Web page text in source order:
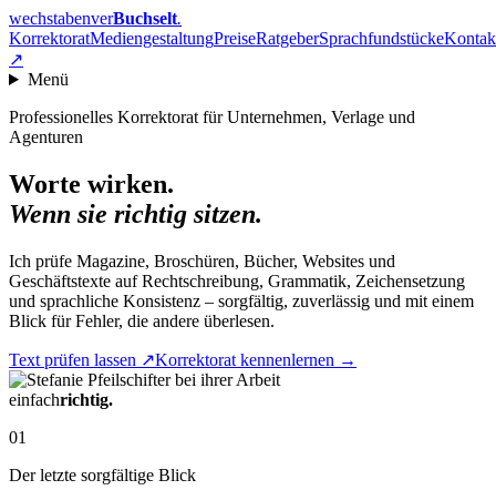
wechstabenverBuchselt.
KorrektoratMediengestaltungPreiseRatgeberSprachfundstücke
↗
Menü
Professionelles Korrektorat für Unternehmen, Verlage und
Agenturen
Worte wirken.
Wenn sie richtig sitzen.
Ich prüfe Magazine, Broschüren, Bücher, Websites und
Geschäftstexte auf Rechtschreibung, Grammatik, Zeichensetzung
und sprachliche Konsistenz – sorgfältig, zuverlässig und mit einem
Blick für Fehler, die andere überlesen.
Text prüfen lassen ↗Korrektorat kennenlernen →
einfachrichtig.
01
Der letzte sorgfältige Blick